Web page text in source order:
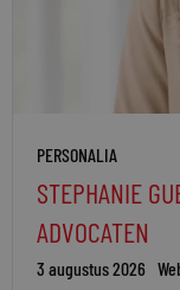
PERSONALIA
STEPHANIE
ADVOCATEN
3 augustus 2026